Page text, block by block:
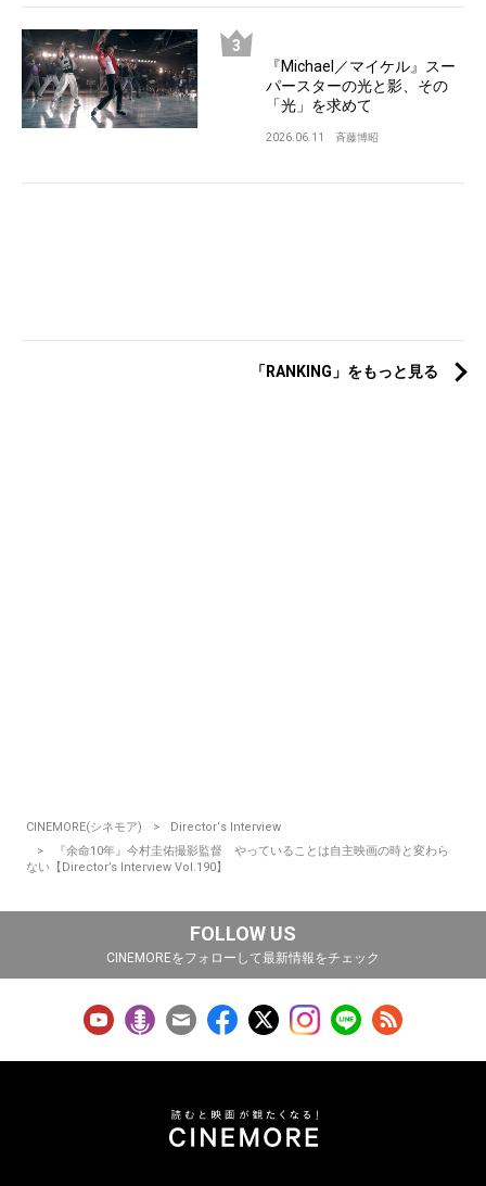
『Michael／マイケル』スー
パースターの光と影、その
「光」を求めて
2026.06.11 斉藤博昭
「RANKING」をもっと見る
CINEMORE(シネモア)
Director‘s Interview
『余命10年』今村圭佑撮影監督 やっていることは自主映画の時と変わら
ない【Director’s Interview Vol.190】
FOLLOW US
CINEMOREをフォローして最新情報をチェック